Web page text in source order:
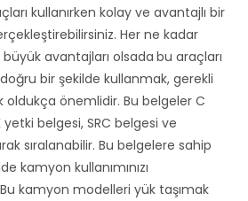
kullanırken kolay ve avantajlı bir
Her ne kadar
büyük avantajları olsada bu araçları
bir şekilde kullanmak, gerekli
önemlidir. Bu belgeler C
yetki belgesi, SRC belgesi ve
sıralanabilir. Bu belgelere sahip
kamyon kullanımınızı
kamyon modelleri yük taşımak